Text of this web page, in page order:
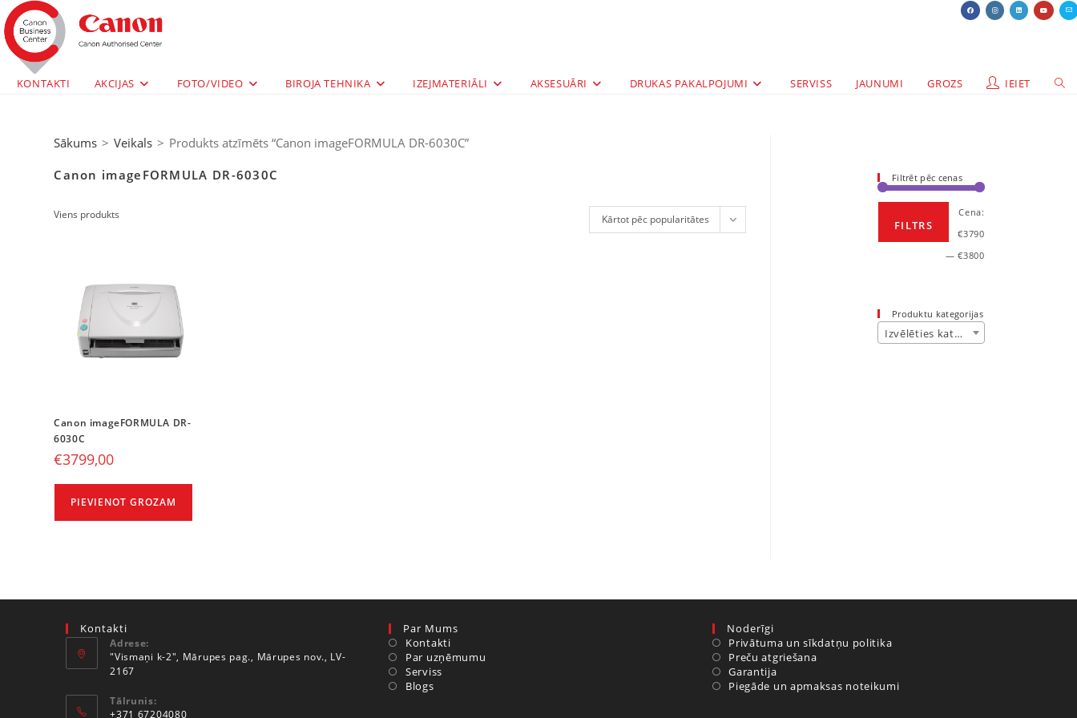
KONTAKTI AKCIJAS FOTO/VIDEO BIROJA TEHNIKA IZEJMATERIĀLI AKSESUĀRI DRUKAS PAKALPOJUMI SERVISS JAUNUMI GROZS IEIET
Sākums > Veikals > Produkts atzīmēts “Canon imageFORMULA DR-6030C”
Canon imageFORMULA DR-6030C
Viens produkts Kārtot pēc popularitātes
Canon imageFORMULA DR-
6030C
€3799,00
PIEVIENOT GROZAM
Filtrēt pēc cenas
FILTRS
Cena:
€3790
—€3800
Produktu kategorijas
Izvēlēties kategoriju
Kontakti
Adrese:
"Vismaņi k-2", Mārupes pag., Mārupes nov., LV-
2167
Tālrunis:
+371 67204080
Par Mums
Kontakti
Par uzņēmumu
Serviss
Blogs
Noderīgi
Privātuma un sīkdatņu politika
Preču atgriešana
Garantija
Piegāde un apmaksas noteikumi